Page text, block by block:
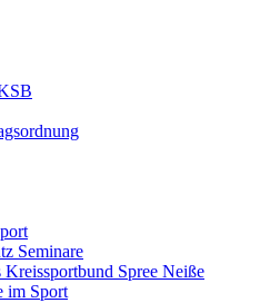
Seminare
Kreissportbund Spree Neiße
im Sport